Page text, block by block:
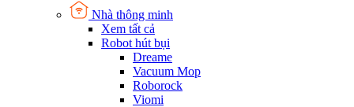
Nhà thông minh
Xem tất cả
Robot hút bụi
Dreame
Vacuum Mop
Roborock
Viomi